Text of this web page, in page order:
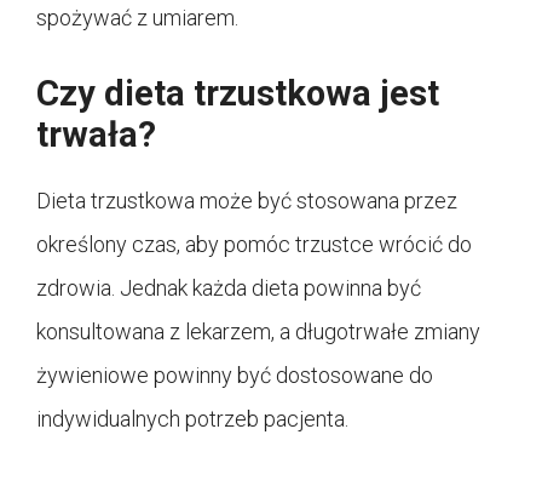
spożywać z umiarem.
Czy dieta trzustkowa jest
trwała?
Dieta trzustkowa może być stosowana przez
określony czas, aby pomóc trzustce wrócić do
zdrowia. Jednak każda dieta powinna być
konsultowana z lekarzem, a długotrwałe zmiany
żywieniowe powinny być dostosowane do
indywidualnych potrzeb pacjenta.